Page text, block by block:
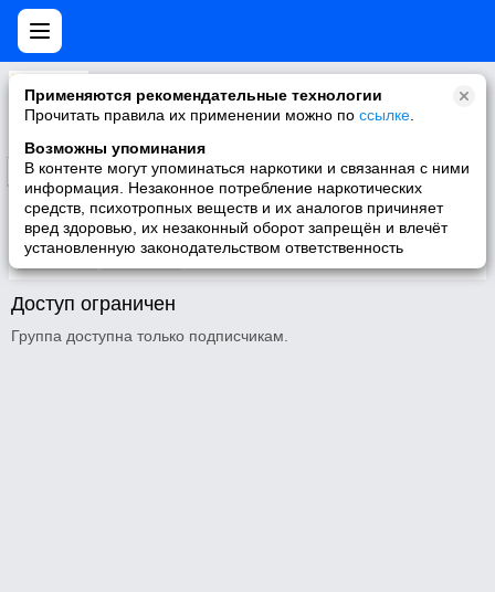
Применяются рекомендательные технологии
Прочитать правила их применении можно по ссылке
Возможны упоминания
В контенте могут упоминаться наркотики и связанная с ними
информация. Незаконное потребление наркотических
средств, психотропных веществ и их аналогов причиняет
вред здоровью, их незаконный оборот запрещён и влечёт
установленную законодательством ответственность
Подписаться
Участники О группе
Доступ ограничен
Группа доступна только подписчикам.